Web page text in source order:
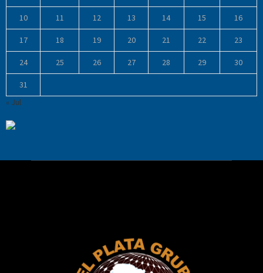
10 11 12 13 14 15 16
17 18 19 20 21 22 23
24 25 26 27 28 29 30
31
« Jul